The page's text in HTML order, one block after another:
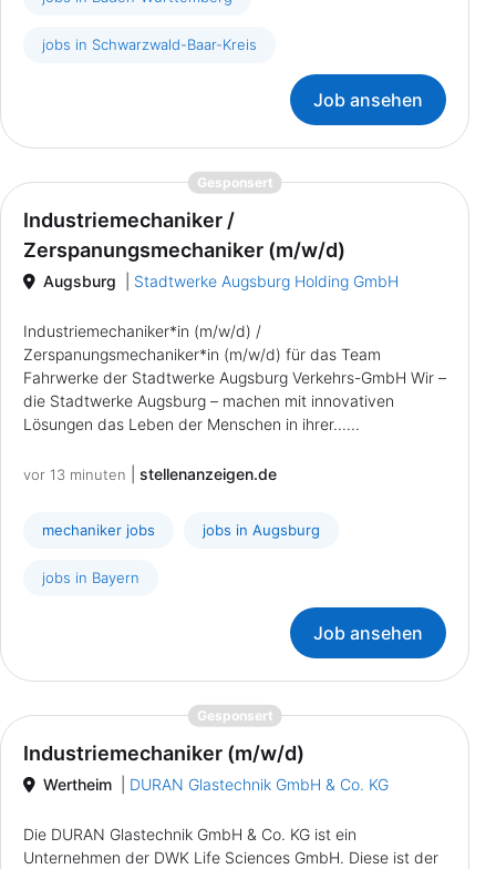
jobs in Schwarzwald-Baar-Kreis
Job ansehen
Gesponsert{prompt.job}
Industriemechaniker /
Zerspanungsmechaniker (m/w/d)
Augsburg Stadtwerke Augsburg Holding GmbH
Industriemechaniker*in (m/w/d) /
Zerspanungsmechaniker*in (m/w/d) für das Team
Fahrwerke der Stadtwerke Augsburg Verkehrs-GmbH Wir –
die Stadtwerke Augsburg – machen mit innovativen
Lösungen das Leben der Menschen in ihrer......
vor 13 minuten stellenanzeigen.de
mechaniker jobs jobs in Augsburg
jobs in Bayern
Job ansehen
Gesponsert{prompt.job}
Industriemechaniker (m/w/d)
Wertheim DURAN Glastechnik GmbH & Co. KG
Die DURAN Glastechnik GmbH & Co. KG ist ein
Unternehmen der DWK Life Sciences GmbH. Diese ist der